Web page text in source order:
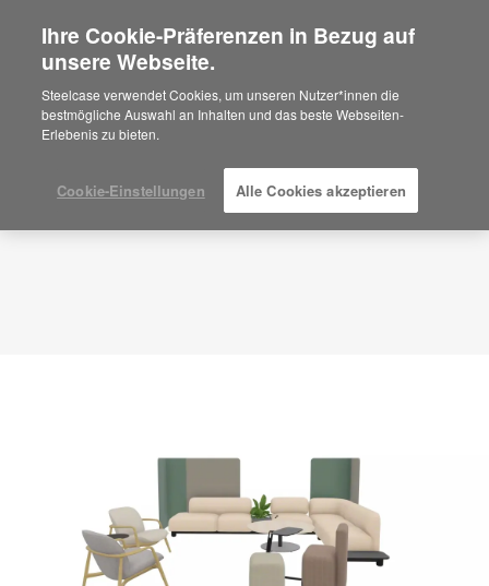
Are you in United States?
Would you like to see Products we sell in
your region?
Americas
Español
Planungsidee
ID: PX4TV2UY
Ihre Cookie-Präferenzen in Bezug auf
unsere Webseite.
Steelcase verwendet Cookies, um unseren Nutzer*innen die
bestmögliche Auswahl an Inhalten und das beste Webseiten-
Erlebenis zu bieten.
Cookie-Einstellungen Alle Cookies akzeptieren